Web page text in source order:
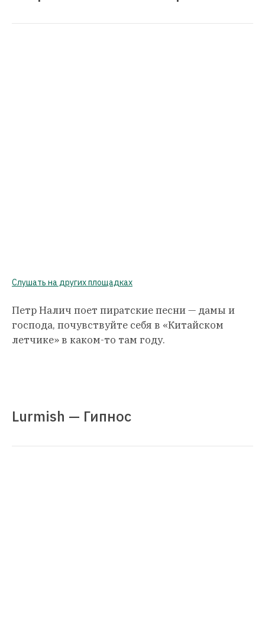
Слушать на других площадках
Петр Налич поет пиратские песни — дамы и
господа, почувствуйте себя в «Китайском
летчике» в каком-то там году.
Lurmish — Гипнос